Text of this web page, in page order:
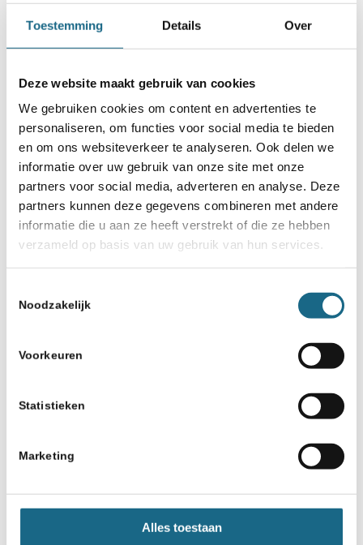
Toestemming Details Over
Deze website maakt gebruik van cookies
We gebruiken cookies om content en advertenties te
personaliseren, om functies voor social media te bieden
en om ons websiteverkeer te analyseren. Ook delen we
informatie over uw gebruik van onze site met onze
partners voor social media, adverteren en analyse. Deze
partners kunnen deze gegevens combineren met andere
informatie die u aan ze heeft verstrekt of die ze hebben
verzameld op basis van uw gebruik van hun services.
Noodzakelijk
Voorkeuren
Statistieken
Marketing
Alles toestaan
Categorie
Deel dit stuk
Schaken.nl wordt mede mogelijk gemaakt